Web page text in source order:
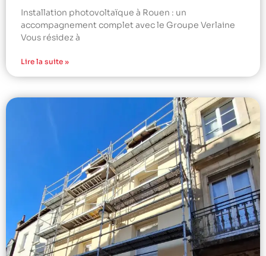
Installation photovoltaïque à Rouen : un
accompagnement complet avec le Groupe Verlaine
Vous résidez à
Lire la suite »